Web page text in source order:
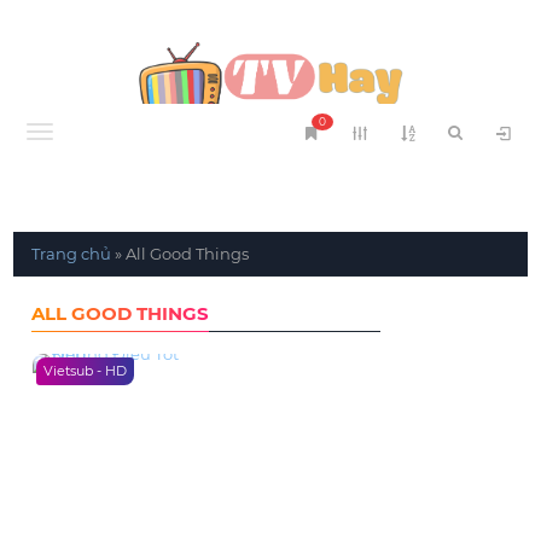
Menu
0
Trang chủ »All Good Things
ALL GOOD THINGS
Vietsub - HD